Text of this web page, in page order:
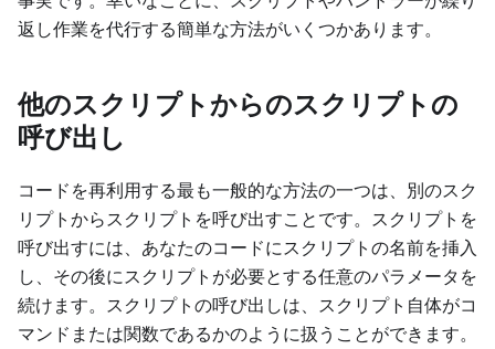
返し作業を代行する簡単な方法がいくつかあります。
他のスクリプトからのスクリプトの
呼び出し
コードを再利用する最も一般的な方法の一つは、別のスク
リプトからスクリプトを呼び出すことです。スクリプトを
呼び出すには、あなたのコードにスクリプトの名前を挿入
し、その後にスクリプトが必要とする任意のパラメータを
続けます。スクリプトの呼び出しは、スクリプト自体がコ
マンドまたは関数であるかのように扱うことができます。